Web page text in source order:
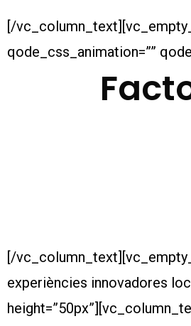
[/
qode_css_animation=””
[/
experiències innovadores